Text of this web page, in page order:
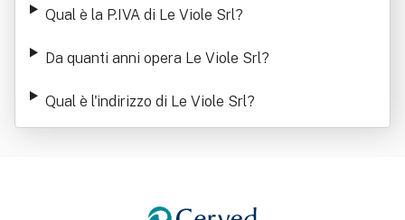
Qual è la P.IVA di Le Viole Srl?
Da quanti anni opera Le Viole Srl?
Qual è l'indirizzo di Le Viole Srl?